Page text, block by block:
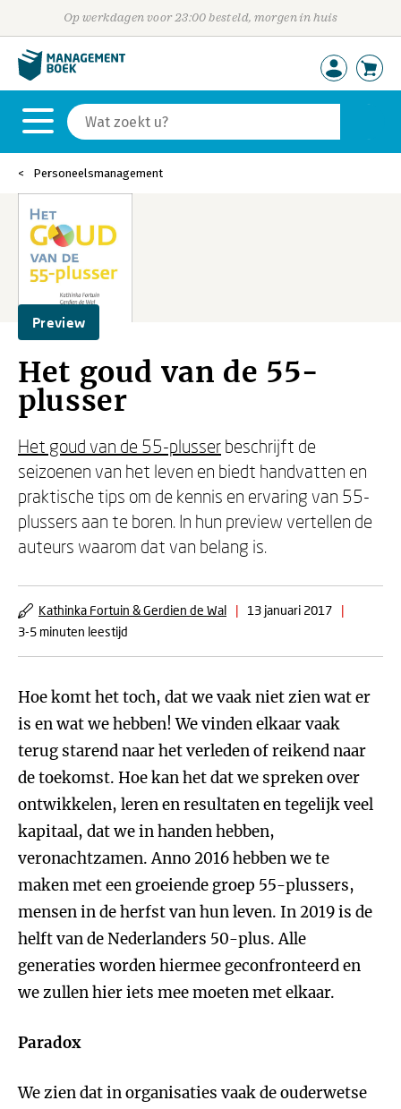
Op werkdagen voor 23:00 besteld, morgen in huis
Personeelsmanagement
Preview
Het goud van de 55-
plusser
Het goud van de 55-plusser beschrijft de
seizoenen van het leven en biedt handvatten en
praktische tips om de kennis en ervaring van 55-
plussers aan te boren. In hun preview vertellen de
auteurs waarom dat van belang is.
Kathinka Fortuin & Gerdien de Wal | 13 januari 2017
|
3-5 minuten leestijd
Hoe komt het toch, dat we vaak niet zien wat er
is en wat we hebben! We vinden elkaar vaak
terug starend naar het verleden of reikend naar
de toekomst. Hoe kan het dat we spreken over
ontwikkelen, leren en resultaten en tegelijk veel
kapitaal, dat we in handen hebben,
veronachtzamen. Anno 2016 hebben we te
maken met een groeiende groep 55-plussers,
mensen in de herfst van hun leven. In 2019 is de
helft van de Nederlanders 50-plus. Alle
generaties worden hiermee geconfronteerd en
we zullen hier iets mee moeten met elkaar.
Paradox
We zien dat in organisaties vaak de ouderwetse